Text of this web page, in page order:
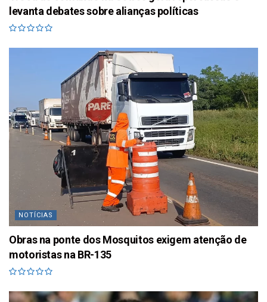
levanta debates sobre alianças políticas
NOTÍCIAS
Obras na ponte dos Mosquitos exigem atenção de
motoristas na BR-135